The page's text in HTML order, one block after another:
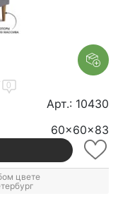
0
Арт.: 10430
60x60x83
цвете